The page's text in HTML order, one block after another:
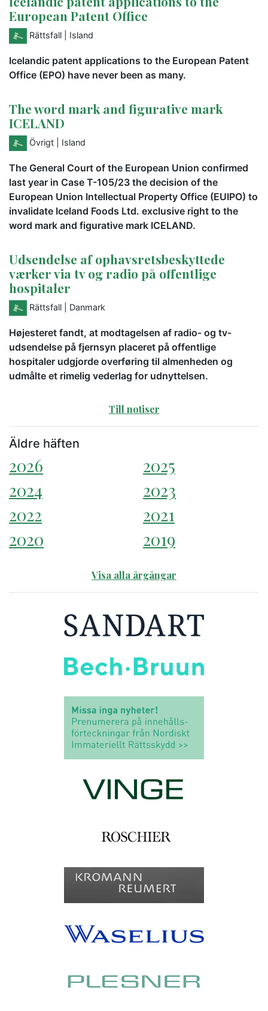
European Patent Office
Rättsfall | Island
Icelandic patent applications to the European Patent
Office (EPO) have never been as many.
The word mark and figurative mark
ICELAND
Övrigt | Island
The General Court of the European Union confirmed
last year in Case T-105/23 the decision of the
European Union Intellectual Property Office (EUIPO) to
invalidate Iceland Foods Ltd. exclusive right to the
word mark and figurative mark ICELAND.
Udsendelse af ophavsretsbeskyttede
værker via tv og radio på offentlige
hospitaler
Rättsfall | Danmark
Højesteret fandt, at modtagelsen af radio- og tv-
udsendelse på fjernsyn placeret på offentlige
hospitaler udgjorde overføring til almenheden og
udmålte et rimelig vederlag for udnyttelsen.
Till notiser
Äldre häften
2026
2025
2024
2023
2022
2021
2020
2019
Visa alla årgångar